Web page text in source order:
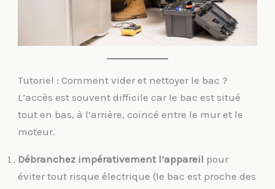
Tutoriel : Comment vider et nettoyer le bac ?
L’accès est souvent difficile car le bac est situé
tout en bas, à l’arrière, coincé entre le mur et le
moteur.
Débranchez impérativement l’appareil pour
éviter tout risque électrique (le bac est proche des